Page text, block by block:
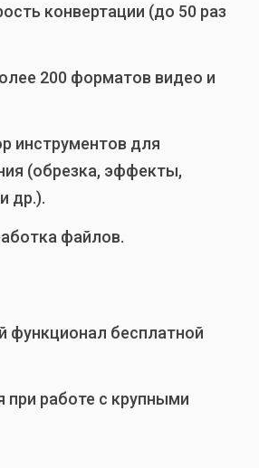
конвертации (до 50 раз
200 форматов видео и
инструментов для
(обрезка, эффекты,
др.).
файлов.
функционал бесплатной
при работе с крупными